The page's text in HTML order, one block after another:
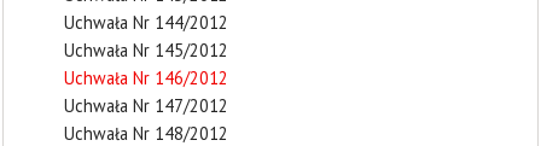
Uchwała Nr 144/2012
Uchwała Nr 145/2012
Uchwała Nr 146/2012
Uchwała Nr 147/2012
Uchwała Nr 148/2012